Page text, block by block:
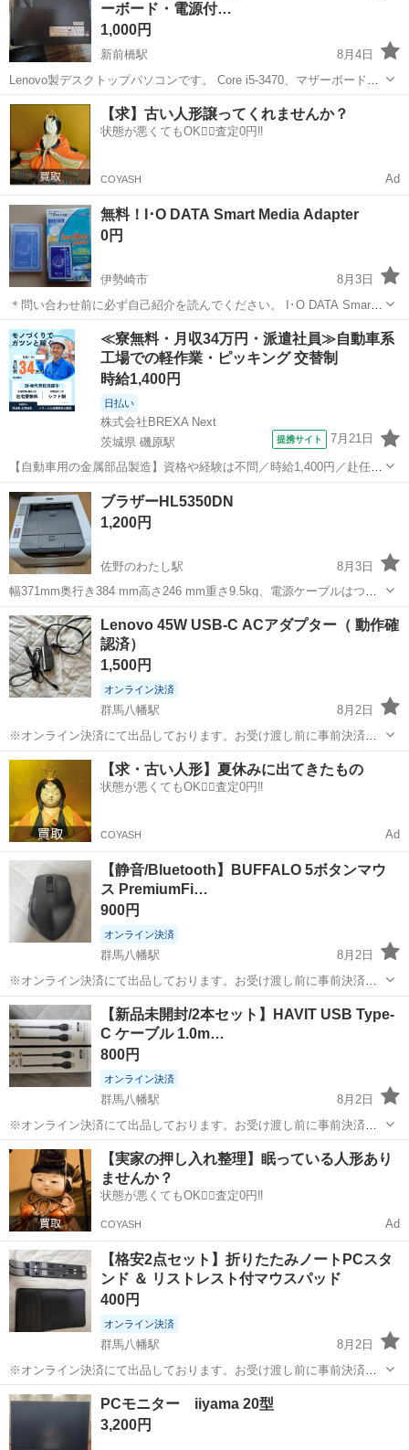
ーボード・電源付…
1,000円
新前橋駅
8月4日
Lenovo製デスクトップパソコンです。 Core i5-3470、マザーボード、
電源、CPUクーラー、筐体が付属します。 メモリ、HDD・SSD、OS
は付属しません。 メモリを取り外す前まではWindows8.1で使用して...
群馬 前橋市 新前橋駅 PCパーツ Lenovo
【求】古い人形譲ってくれませんか？
状態が悪くてもOK🙆‍♀️査定0円‼️
COYASH Ad
無料！I･O DATA Smart Media Adapter
0円
伊勢崎市
8月3日
＊問い合わせ前に必ず自己紹介を読んでください。 I･O DATA Smart
Media Adapterです。 写真の物がすべてになります。 動作未確認。ジ
ャンク扱い。 必要な方にお譲りします。
群馬 伊勢崎市 周辺機器 Adapter
≪寮無料・月収34万円・派遣社員≫自動車系
工場での軽作業・ピッキング 交替制
時給1,400円
日払い
株式会社BREXA Next
茨城県 磯原駅
提携サイト 7月21日
【自動車用の金属部品製造】資格や経験は不問／時給1,400円／赴任旅
費会社負担／正社員登用のチャンスあり／食堂利用可能／マイカー通
勤OK《茨城県茨城市》 人気の工場のお仕事 ◇トラックの金属部品の
製造◇ ★トラックの金属...
茨城 北茨城市 磯原駅
ブラザーHL5350DN
1,200円
佐野のわたし駅
8月3日
幅371mm奥行き384 mm高さ246 mm重さ9.5kg、電源ケーブルはつい
てます。モノクロレーザープリンターです。 まだ現役です。近くまで
取りに来ていただける方にお譲りします!
群馬 高崎市 プリンター ブラザー
Lenovo 45W USB-C ACアダプター（ 動作確
認済）
1,500円
オンライン決済
群馬八幡駅
8月2日
​※オンライン決済にて出品しております。お受け渡し前に事前決済を
お願いできますと幸いです✨ ご覧いただきありがとうございます。
Lenovo（レノボ）の45W USB Type-C ACアダプター（電源コード付
き）です。...
群馬 高崎市 群馬八幡駅 PCパーツ
【求・古い人形】夏休みに出てきたもの
状態が悪くてもOK🙆‍♀️査定0円‼️
COYASH Ad
【静音/Bluetooth】BUFFALO 5ボタンマウ
ス PremiumFi…
900円
オンライン決済
群馬八幡駅
8月2日
​※オンライン決済にて出品しております。お受け渡し前に事前決済を
お願いできますと幸いです✨ ご覧いただきありがとうございます。
BUFFALO（バッファロー）製の静音Bluetoothマウス「PremiumFit
BSM...
群馬 高崎市 群馬八幡駅 周辺機器
【新品未開封/2本セット】HAVIT USB Type-
C ケーブル 1.0m…
800円
オンライン決済
群馬八幡駅
8月2日
​※オンライン決済にて出品しております。お受け渡し前に事前決済を
お願いできますと幸いです✨ ご覧いただきありがとうございます。
HAVIT（ハビット）製のUSB Type-C to Type-C 充電・データ転送ケー
ブル...
群馬 高崎市 群馬八幡駅 PCパーツ
【実家の押し入れ整理】眠っている人形あり
ませんか？
状態が悪くてもOK🙆‍♀️査定0円‼️
COYASH Ad
【格安2点セット】折りたたみノートPCスタ
ンド ＆ リストレスト付マウスパッド
400円
オンライン決済
群馬八幡駅
8月2日
​※オンライン決済にて出品しております。お受け渡し前に事前決済を
お願いできますと幸いです✨ ご覧いただきありがとうございます。 デ
スクワークやリモートワーク、普段のPC操作に便利な「ノートPCス
タンド」と「リストレスト付...
群馬 高崎市 群馬八幡駅
PCモニター iiyama 20型
3,200円